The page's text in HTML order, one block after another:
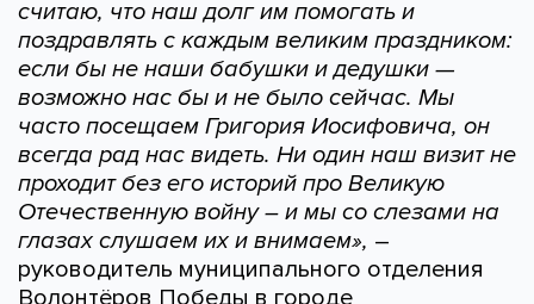
считаю, что наш долг им помогать и
поздравлять с каждым великим праздником:
если бы не наши бабушки и дедушки —
возможно нас бы и не было сейчас. Мы
часто посещаем Григория Иосифовича, он
всегда рад нас видеть. Ни один наш визит не
проходит без его историй про Великую
Отечественную войну – и мы со слезами на
глазах слушаем их и внимаем», –
руководитель муниципального отделения
Волонтёров Победы в городе